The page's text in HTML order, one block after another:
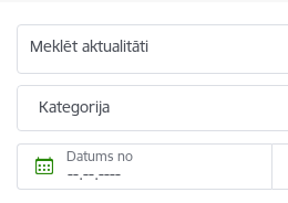
Meklēt aktualitāti
Kategorija
Datums no